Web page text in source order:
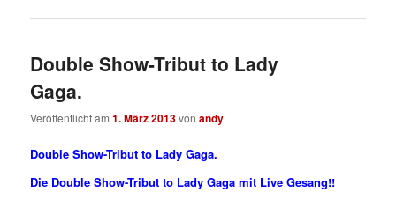
Double Show-Tribut to Lady
Gaga.
Veröffentlicht am1. März 2013vonandy
Double Show-Tribut to Lady Gaga.
Die Double Show-Tribut to Lady Gaga mit Live Gesang!!